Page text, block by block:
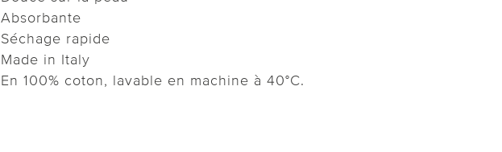
Absorbante
Séchage rapide
Made in Italy
En 100% coton, lavable en machine à 40°C.